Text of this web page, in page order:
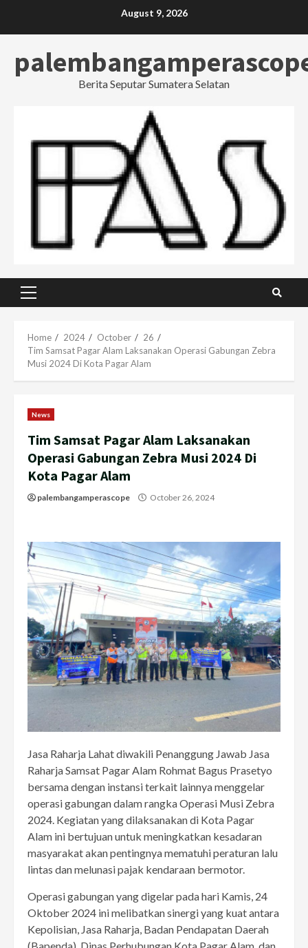
August 9, 2026
Berita Seputar Sumatera Selatan
Primary
Home 2024 October
26
Tim Samsat Pagar Alam Laksanakan Operasi Gabungan Zebra
Musi 2024 Di Kota Pagar Alam
News
Tim Samsat Pagar Alam Laksanakan
Operasi Gabungan Zebra Musi 2024 Di
Kota Pagar Alam
palembangamperascope October 26, 2024
Jasa Raharja Lahat diwakili Penanggung Jawab Jasa
Raharja Samsat Pagar Alam Rohmat Bagus Prasetyo
bersama dengan instansi terkait lainnya menggelar
operasi gabungan dalam rangka Operasi Musi Zebra
2024. Kegiatan yang dilaksanakan di Kota Pagar
Alam ini bertujuan untuk meningkatkan kesadaran
masyarakat akan pentingnya mematuhi peraturan lalu
lintas dan melunasi pajak kendaraan bermotor.
Operasi gabungan yang digelar pada hari Kamis, 24
Oktober 2024 ini melibatkan sinergi yang kuat antara
Kepolisian, Jasa Raharja, Badan Pendapatan Daerah